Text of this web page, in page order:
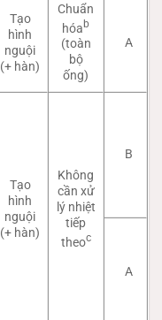
Tạo
hình
nguội
(+ hàn)
Chuẩn
hóab
(toàn
bộ
ống)
A
Tạo
hình
nguội
(+ hàn)
Không
cần xử
lý nhiệt
tiếp
theoc
B
A